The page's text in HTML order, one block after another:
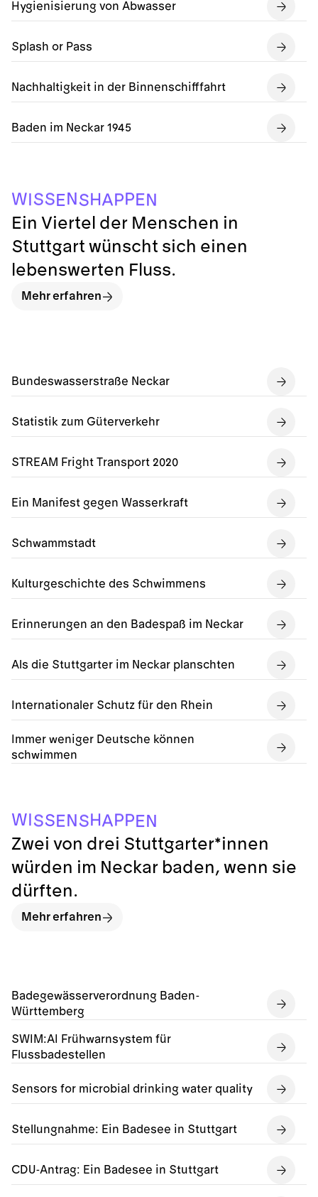
Hygienisierung von Abwasser
Splash or Pass
Nachhaltigkeit in der Binnenschifffahrt
Baden im Neckar 1945
Bundeswasserstraße Neckar
Statistik zum Güterverkehr
STREAM Fright Transport 2020
Ein Manifest gegen Wasserkraft
Schwammstadt
Kulturgeschichte des Schwimmens
Erinnerungen an den Badespaß im Neckar
Als die Stuttgarter im Neckar planschten
Internationaler Schutz für den Rhein
Immer weniger Deutsche können
schwimmen
Badegewässerverordnung Baden-
Württemberg
SWIM:AI Frühwarnsystem für
Flussbadestellen
Sensors for microbial drinking water quality
Stellungnahme: Ein Badesee in Stuttgart
CDU-Antrag: Ein Badesee in Stuttgart
WISSE N SHAPPEN
Zwei von drei Stuttgarter*innen
würden im Neckar baden, wenn sie
dürften.
Mehr erfahren
W SSENSHAPPEN
Ein Viertel der Menschen in
Stuttgart wünscht sich einen
lebenswerten Fluss.
Mehr erfahren